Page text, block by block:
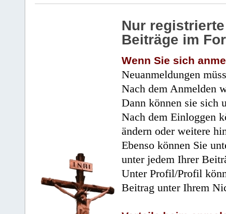
Nur
Beiträge im
Wenn Sie sich
Neuanmeldungen
Nach dem Anmelden
Dann können sie sich
Nach dem Einloggen
ändern oder weitere
Ebenso können Sie
unter jedem Ihrer
Unter Profil/Profil
Beitrag unter Ihrem